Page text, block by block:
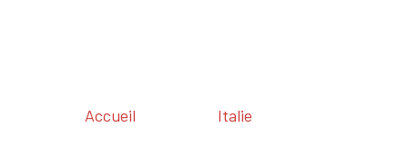
Accueil Italie